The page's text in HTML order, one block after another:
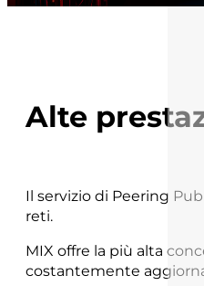
Alte
Il servizio di Peering
reti.
MIX offre la più alta
costantemente